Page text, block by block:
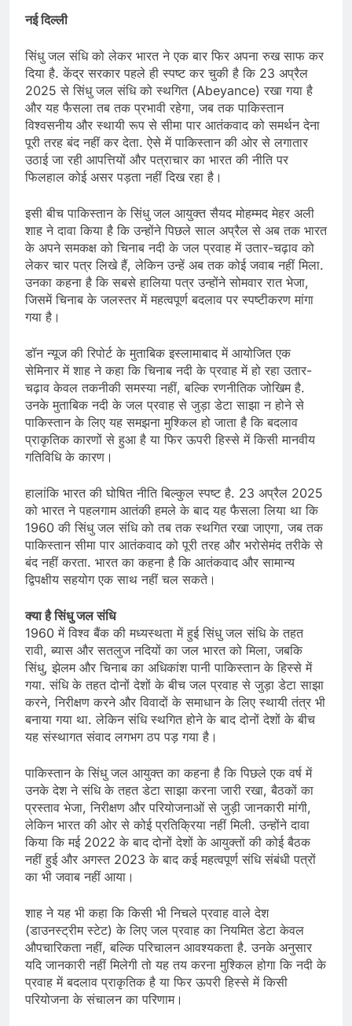
नई दिल्ली
सिंधु जल संधि को लेकर भारत ने एक बार फिर अपना रुख साफ कर
दिया है. केंद्र सरकार पहले ही स्पष्ट कर चुकी है कि 23 अप्रैल
2025 से सिंधु जल संधि को स्थगित (Abeyance) रखा गया है
और यह फैसला तब तक प्रभावी रहेगा, जब तक पाकिस्तान
विश्वसनीय और स्थायी रूप से सीमा पार आतंकवाद को समर्थन देना
पूरी तरह बंद नहीं कर देता. ऐसे में पाकिस्तान की ओर से लगातार
उठाई जा रही आपत्तियों और पत्राचार का भारत की नीति पर
फिलहाल कोई असर पड़ता नहीं दिख रहा है।
इसी बीच पाकिस्तान के सिंधु जल आयुक्त सैयद मोहम्मद मेहर अली
शाह ने दावा किया है कि उन्होंने पिछले साल अप्रैल से अब तक भारत
के अपने समकक्ष को चिनाब नदी के जल प्रवाह में उतार-चढ़ाव को
लेकर चार पत्र लिखे हैं, लेकिन उन्हें अब तक कोई जवाब नहीं मिला.
उनका कहना है कि सबसे हालिया पत्र उन्होंने सोमवार रात भेजा,
जिसमें चिनाब के जलस्तर में महत्वपूर्ण बदलाव पर स्पष्टीकरण मांगा
गया है।
डॉन न्यूज की रिपोर्ट के मुताबिक इस्लामाबाद में आयोजित एक
सेमिनार में शाह ने कहा कि चिनाब नदी के प्रवाह में हो रहा उतार-
चढ़ाव केवल तकनीकी समस्या नहीं, बल्कि रणनीतिक जोखिम है.
उनके मुताबिक नदी के जल प्रवाह से जुड़ा डेटा साझा न होने से
पाकिस्तान के लिए यह समझना मुश्किल हो जाता है कि बदलाव
प्राकृतिक कारणों से हुआ है या फिर ऊपरी हिस्से में किसी मानवीय
गतिविधि के कारण।
हालांकि भारत की घोषित नीति बिल्कुल स्पष्ट है. 23 अप्रैल 2025
को भारत ने पहलगाम आतंकी हमले के बाद यह फैसला लिया था कि
1960 की सिंधु जल संधि को तब तक स्थगित रखा जाएगा, जब तक
पाकिस्तान सीमा पार आतंकवाद को पूरी तरह और भरोसेमंद तरीके से
बंद नहीं करता. भारत का कहना है कि आतंकवाद और सामान्य
द्विपक्षीय सहयोग एक साथ नहीं चल सकते।
क्या है सिंधु जल संधि
1960 में विश्व बैंक की मध्यस्थता में हुई सिंधु जल संधि के तहत
रावी, ब्यास और सतलुज नदियों का जल भारत को मिला, जबकि
सिंधु, झेलम और चिनाब का अधिकांश पानी पाकिस्तान के हिस्से में
गया. संधि के तहत दोनों देशों के बीच जल प्रवाह से जुड़ा डेटा साझा
करने, निरीक्षण करने और विवादों के समाधान के लिए स्थायी तंत्र भी
बनाया गया था. लेकिन संधि स्थगित होने के बाद दोनों देशों के बीच
यह संस्थागत संवाद लगभग ठप पड़ गया है।
पाकिस्तान के सिंधु जल आयुक्त का कहना है कि पिछले एक वर्ष में
उनके देश ने संधि के तहत डेटा साझा करना जारी रखा, बैठकों का
प्रस्ताव भेजा, निरीक्षण और परियोजनाओं से जुड़ी जानकारी मांगी,
लेकिन भारत की ओर से कोई प्रतिक्रिया नहीं मिली. उन्होंने दावा
किया कि मई 2022 के बाद दोनों देशों के आयुक्तों की कोई बैठक
नहीं हुई और अगस्त 2023 के बाद कई महत्वपूर्ण संधि संबंधी पत्रों
का भी जवाब नहीं आया।
शाह ने यह भी कहा कि किसी भी निचले प्रवाह वाले देश
(डाउनस्ट्रीम स्टेट) के लिए जल प्रवाह का नियमित डेटा केवल
औपचारिकता नहीं, बल्कि परिचालन आवश्यकता है. उनके अनुसार
यदि जानकारी नहीं मिलेगी तो यह तय करना मुश्किल होगा कि नदी के
प्रवाह में बदलाव प्राकृतिक है या फिर ऊपरी हिस्से में किसी
परियोजना के संचालन का परिणाम।